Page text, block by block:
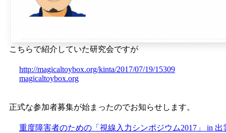
こちらで紹介していた研究会ですが
http://magicaltoybox.org/kinta/2017/07/19/15309
magicaltoybox.org
正式な参加者募集が始まったのでお知らせします。
重度障害者のための「視線入力シンポジウム2017」 in